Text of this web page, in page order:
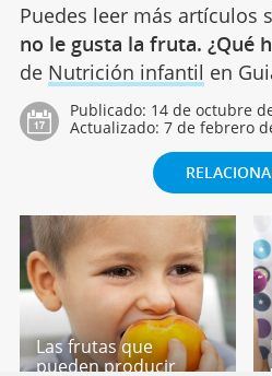
Puedes leer más artículos
no le gusta la fruta. ¿Qué
de Nutrición infantil en
Publicado: 14 de octubre
Actualizado: 7 de febrero
Las frutas que
pueden producir